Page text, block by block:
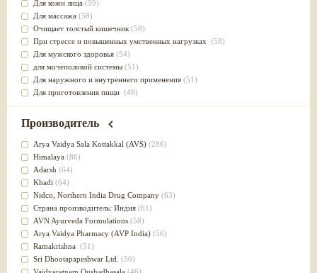
Для кожи лица (59)
Для массажа (58)
Очищает толстый кишечник (58)
При стрессе и повышенных умственных нагрузках (58)
Для мужского здоровья (54)
для мочеполовой системы (51)
Для наружного и внутреннего применения (51)
Для приготовления пищи (49)
от инфекций мочеполовой системы(49)
для суставов
Лечит опухоли и отеки(46)
Для медитации
выводит токсины
Для здоровья печени
Для тела(39)
для очищения крови(38)
При диабете(38)
Антиоксидант(37)
Для Капха(Кафа) доши
От паразитов(37)
При расстройстве желудка (36)
Производитель
Arya Vaidya Sala Kottakkal (AVS) (286)
Himalaya (86)
Adarsh (64)
Khadi (64)
Nidсo, Northern India Drug Company (63)
Страна производитель: Индия (61)
AVN Ayurveda Formulations (58)
Arya Vaidya Pharmacy (AVP India) (56)
Ramakrishna (51)
Sri Dhootapapeshwar Ltd. (50)